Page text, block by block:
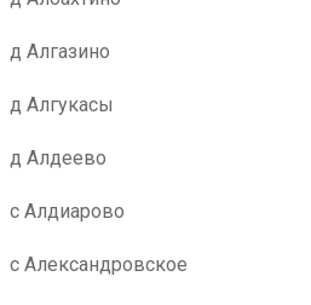
д Алгазино
д Алгукасы
д Алдеево
с Алдиарово
с Александровское